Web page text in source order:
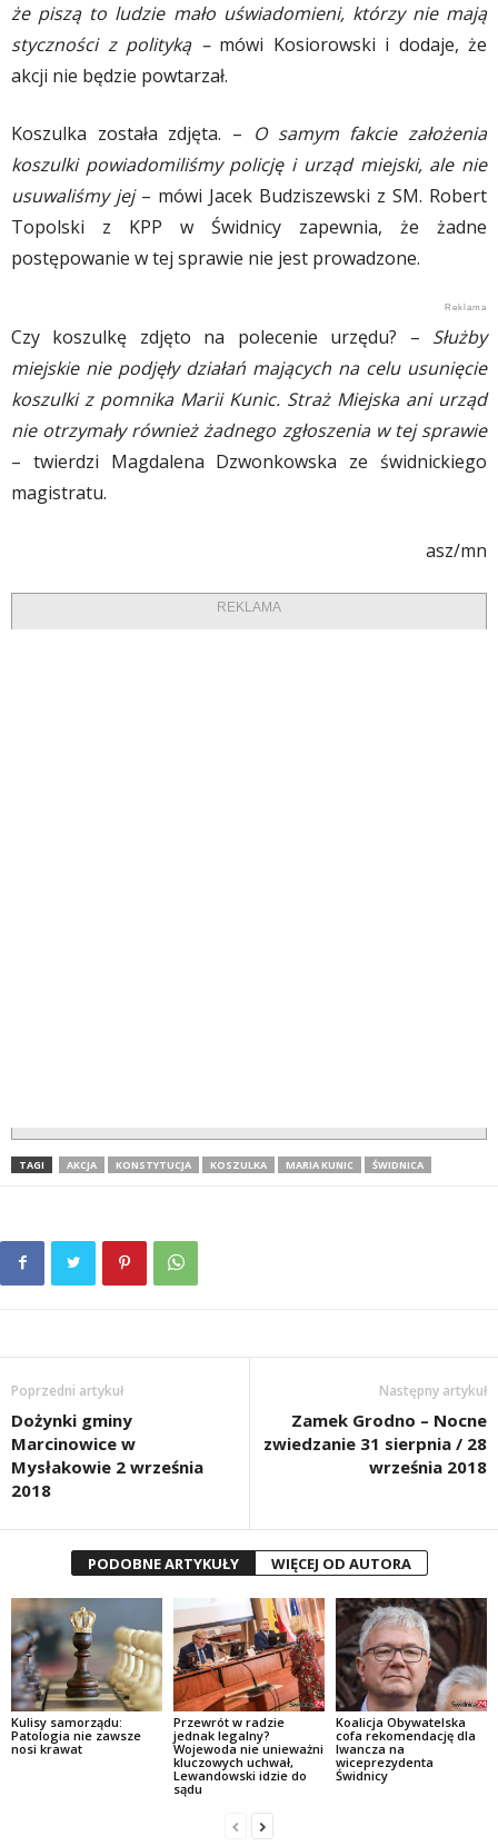
że piszą to ludzie mało uświadomieni, którzy nie mają
styczności z polityką –mówi Kosiorowski i dodaje, że
akcji nie będzie powtarzał.
Koszulka została zdjęta. – O samym fakcie założenia
koszulki powiadomiliśmy policję i urząd miejski, ale nie
usuwaliśmy jej– mówi Jacek Budziszewski z SM. Robert
Topolski z KPP w Świdnicy zapewnia, że żadne
postępowanie w tej sprawie nie jest prowadzone.
Czy koszulkę zdjęto na polecenie urzędu? – Służby
miejskie nie podjęły działań mających na celu usunięcie
koszulki z pomnika Marii Kunic. Straż Miejska ani urząd
nie otrzymały również żadnego zgłoszenia w tej sprawie
– twierdzi Magdalena Dzwonkowska ze świdnickiego
magistratu.
asz/mn
REKLAMA
TAGI AKCJA KONSTYTUCJA KOSZULKA MARIA KUNIC ŚWIDNICA
Poprzedni artykuł
Dożynki gminy
Marcinowice w
Mysłakowie 2 września
2018
Następny artykuł
Zamek Grodno – Nocne
zwiedzanie 31 sierpnia / 28
września 2018
PODOBNE ARTYKUŁY WIĘCEJ OD AUTORA
Kulisy samorządu:
Patologia nie zawsze
nosi krawat
Przewrót w radzie
jednak legalny?
Wojewoda nie unieważni
kluczowych uchwał,
Lewandowski idzie do
sądu
Koalicja Obywatelska
cofa rekomendację dla
Iwancza na
wiceprezydenta
Świdnicy